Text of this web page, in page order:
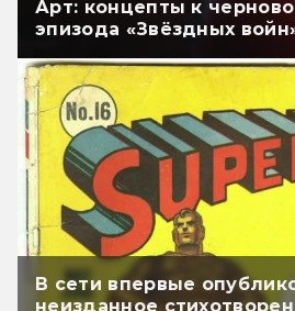
Арт: концепты к
эпизода «Звёздных
В сети впервые
неизданное